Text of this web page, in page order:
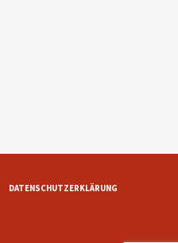
DATENSCHUTZERKLÄRUNG